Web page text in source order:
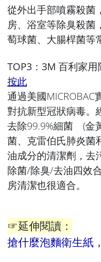
從外出手部噴霧殺菌
房、浴室等除臭殺菌
萄球菌、大腸桿菌等
TOP3：3M 百利家用
按此
通過美國
對抗新型冠狀病毒。
去除99.9%細菌 (金
菌、克雷伯氏肺炎菌
油成分的清潔劑，去
除菌/除臭/去油四效
房清潔也很適合。
☞延伸閱讀：
搶什麼泡麵衛生紙